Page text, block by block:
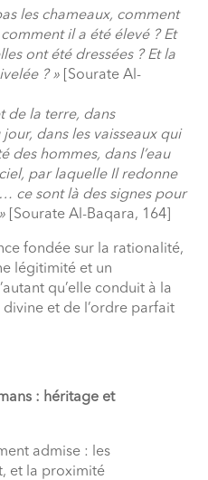
les chameaux, comment
il a été élevé ? Et
ont été dressées ? Et la
? » [Sourate Al-
de la terre, dans
dans les vaisseaux qui
des hommes, dans l’eau
par laquelle Il redonne
ce sont là des signes pour
[Sourate Al-Baqara, 164]
fondée sur la rationalité,
légitimité et un
qu’elle conduit à la
divine et de l’ordre parfait
: héritage et
admise : les
et la proximité